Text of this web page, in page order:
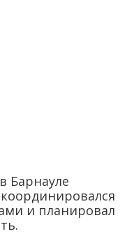
Барнауле
и планировал